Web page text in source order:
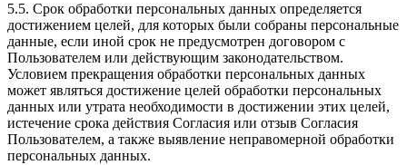
5.5. Срок обработки персональных данных определяется
достижением целей, для которых были собраны персональные
данные, если иной срок не предусмотрен договором с
Пользователем или действующим законодательством.
Условием прекращения обработки персональных данных
может являться достижение целей обработки персональных
данных или утрата необходимости в достижении этих целей,
истечение срока действия Согласия или отзыв Согласия
Пользователем, а также выявление неправомерной обработки
персональных данных.